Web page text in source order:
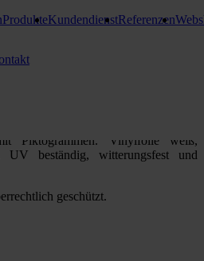
ProdukteKundendienstReferenzen
Piktogrammen. Vinylfolie weiß,
UV beständig, witterungsfest und
geschützt.